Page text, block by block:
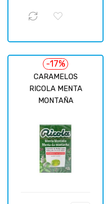
CARAMELOS
RICOLA MENTA
MONTAÑA
-17%